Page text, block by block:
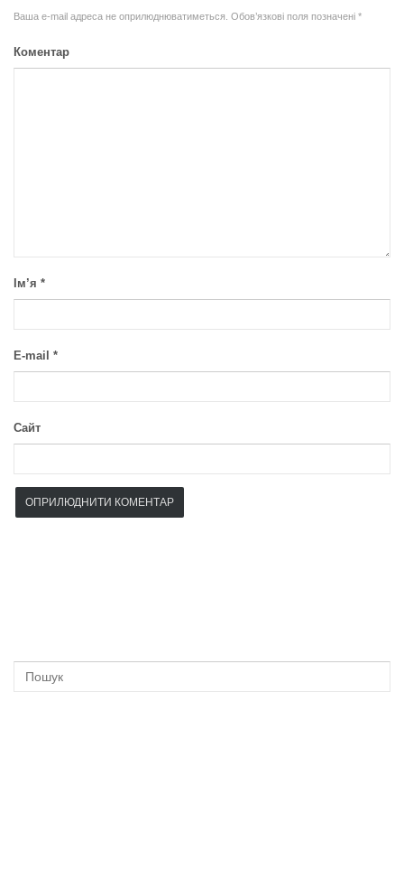
Ваша e-mail адреса не оприлюднюватиметься. Обов’язкові поля позначені *
Коментар
Ім’я *
E-mail *
Сайт